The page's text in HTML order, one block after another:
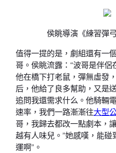
侯眺導演《練習彈
值得一提的是，劇組還有一
哥。侯眺流露：“波哥是伴
他在橋下打老鼠，彈無虛發
后，他給了良多幫助，又是
追問我還需求什么。他騎輛
速率，我們一路漸漸往大型
哥，我歸去都改一點劇本，
越有人味兒。”她感嘆，能
運啊”。